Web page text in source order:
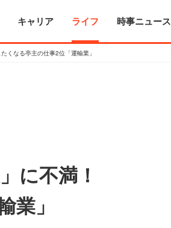
キャリア ライフ 時事ニュース
なる亭主の仕事2位「運輸業」
に不満！
業」